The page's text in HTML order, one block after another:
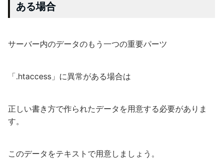
ある場合
サーバー内のデータのもう一つの重要パーツ
「.htaccess」に異常がある場合は
正しい書き方で作られたデータを用意する必要がありま
す。
このデータをテキストで用意しましょう。